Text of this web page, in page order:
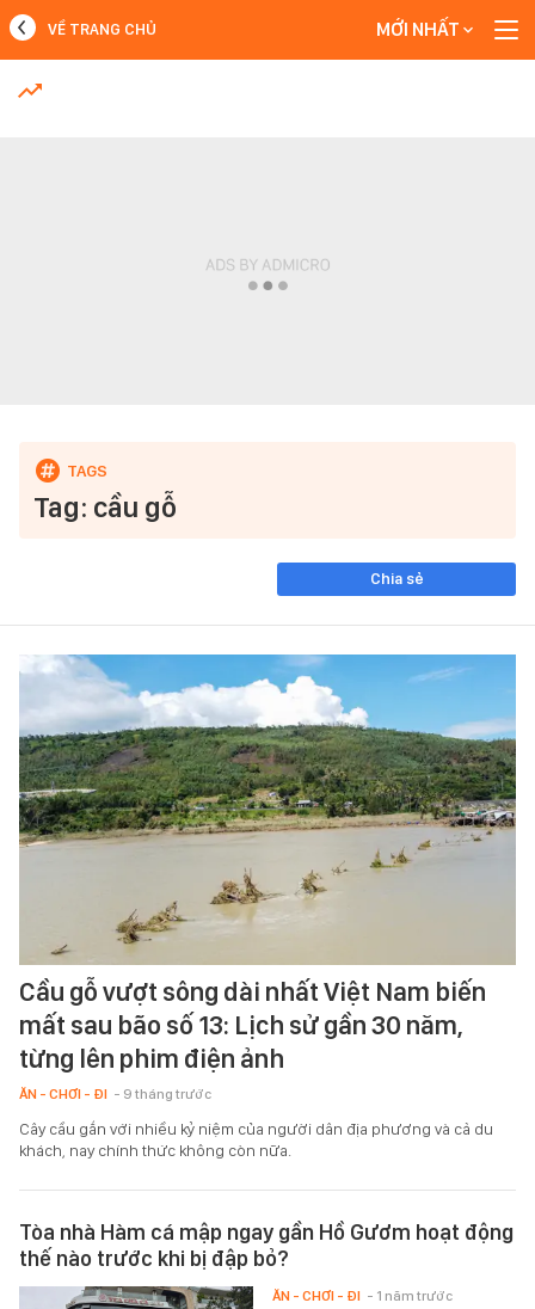
MỚI NHẤT
VỀ TRANG CHỦ MỚI NHẤT
Tag: cầu gỗ
Chia sẻ
Cầu gỗ vượt sông dài nhất Việt Nam biến
mất sau bão số 13: Lịch sử gần 30 năm,
từng lên phim điện ảnh
ĂN - CHƠI - ĐI - 9 tháng trước
Cây cầu gắn với nhiều kỷ niệm của người dân địa phương và cả du
khách, nay chính thức không còn nữa.
Tòa nhà Hàm cá mập ngay gần Hồ Gươm hoạt động
thế nào trước khi bị đập bỏ?
ĂN - CHƠI - ĐI - 1 năm trước